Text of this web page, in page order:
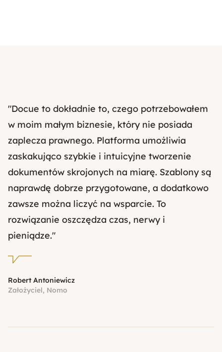
"Docue to dokładnie to, czego potrzebowałem
w moim małym biznesie, który nie posiada
zaplecza prawnego. Platforma umożliwia
zaskakująco szybkie i intuicyjne tworzenie
dokumentów skrojonych na miarę. Szablony są
naprawdę dobrze przygotowane, a dodatkowo
zawsze można liczyć na wsparcie. To
rozwiązanie oszczędza czas, nerwy i
pieniądze."
Robert Antoniewicz
Założyciel, Nomo